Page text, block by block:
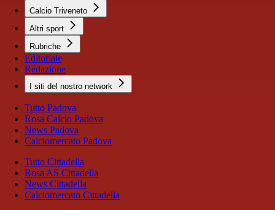
Calcio Triveneto
Altri sport
Rubriche
Editoriale
Redazione
I siti del nostro network
Tutto Padova
Rosa Calcio Padova
News Padova
Calciomercato Padova
Tutto Cittadella
Rosa AS Cittadella
News Cittadella
Calciomercato Cittadella